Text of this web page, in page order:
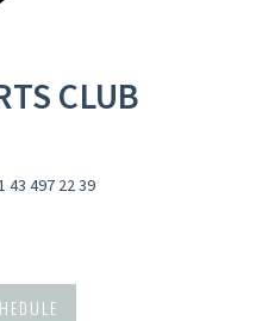
CLUB
43 497 22 39